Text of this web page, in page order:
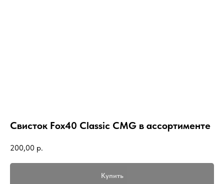
Свисток Fox40 Classic CMG в ассортименте
200,00 р.
Купить